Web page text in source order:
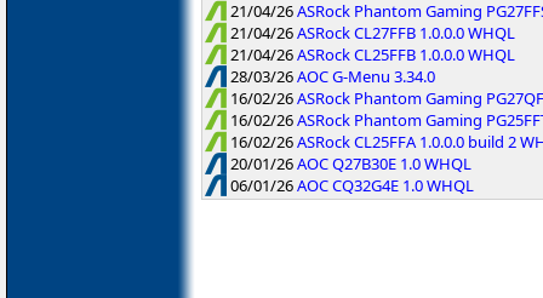
21/04/26ASRock Phantom Gaming
21/04/26ASRock CL27FFB 1.0.0.0 WHQL
21/04/26ASRock CL25FFB 1.0.0.0 WHQL
28/03/26AOC G-Menu 3.34.0
16/02/26ASRock Phantom Gaming
16/02/26ASRock Phantom Gaming
16/02/26ASRock CL25FFA 1.0.0.0 build 2
20/01/26AOC Q27B30E 1.0 WHQL
06/01/26AOC CQ32G4E 1.0 WHQL